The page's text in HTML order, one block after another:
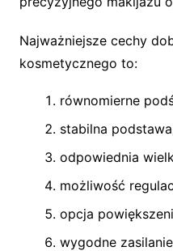
Najważniejsze cechy
kosmetycznego to:
równomierne
stabilna
odpowiednia
możliwość
opcja
wygodne